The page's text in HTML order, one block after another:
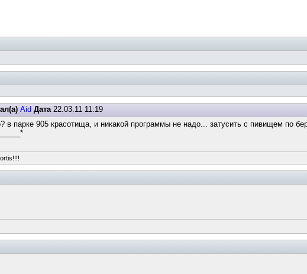
Aid Дата22.03.11 11:19
в парке 905 красотища, и никакой программы не надо... затусить с пивищем по